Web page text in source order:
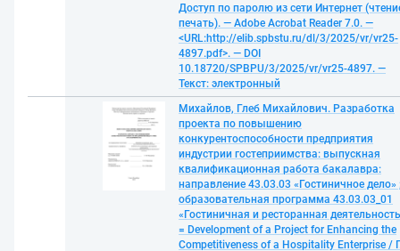
Доступ по паролю из сети Интернет
печать). — Adobe Acrobat Reader 7.0. —
<URL:http://elib.spbstu.ru/dl/3/2025/vr/vr25-
4897.pdf>. — DOI
10.18720/SPBPU/3/2025/vr/vr25-4897. —
Текст: электронный
Михайлов, Глеб Михайлович. Разработка
проекта по повышению
конкурентоспособности предприятия
индустрии гостеприимства: выпускная
квалификационная работа бакалавра:
направление 43.03.03 «Гостиничное дело»
образовательная программа 43.03.03_01
«Гостиничная и ресторанная
= Development of a Project for Enhancing the
Competitiveness of a Hospitality Enterprise /